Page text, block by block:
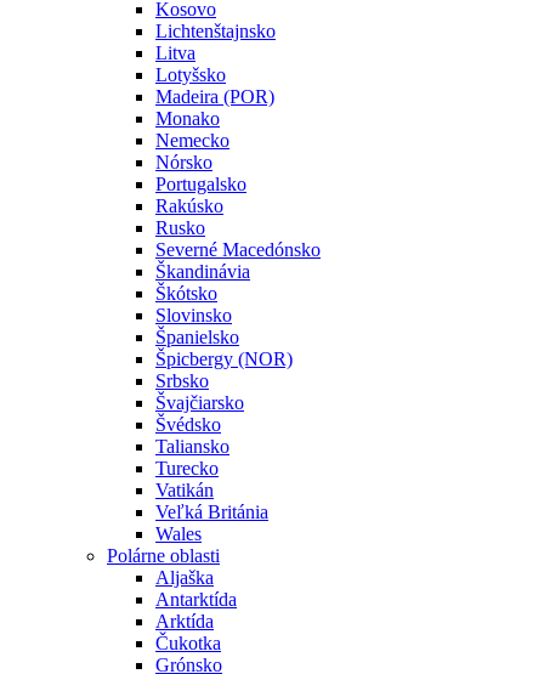
Kosovo
Lichtenštajnsko
Litva
Lotyšsko
Madeira (POR)
Monako
Nemecko
Nórsko
Portugalsko
Rakúsko
Rusko
Severné Macedónsko
Škandinávia
Škótsko
Slovinsko
Španielsko
Špicbergy (NOR)
Srbsko
Švajčiarsko
Švédsko
Taliansko
Turecko
Vatikán
Veľká Británia
Wales
Polárne oblasti
Aljaška
Antarktída
Arktída
Čukotka
Grónsko